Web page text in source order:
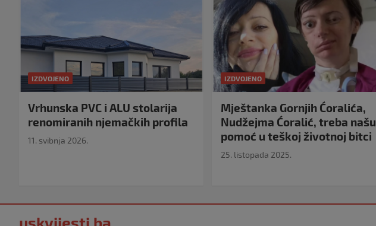
IZDVOJENO
Vrhunska PVC i ALU stolarija
renomiranih njemačkih profila
11. svibnja 2026.
IZDVOJENO
Mještanka Gornjih Ćoralića,
Nudžejma Ćoralić, treba našu
pomoć u teškoj životnoj bitci
25. listopada 2025.
uskvijesti.ba